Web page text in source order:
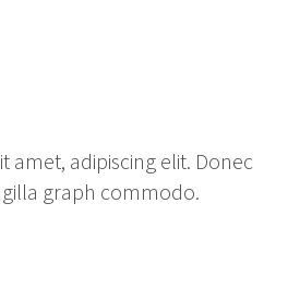
amet, adipiscing elit. Donec
graph commodo.